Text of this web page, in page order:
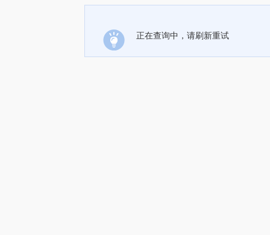
正在查询中，请刷新重试